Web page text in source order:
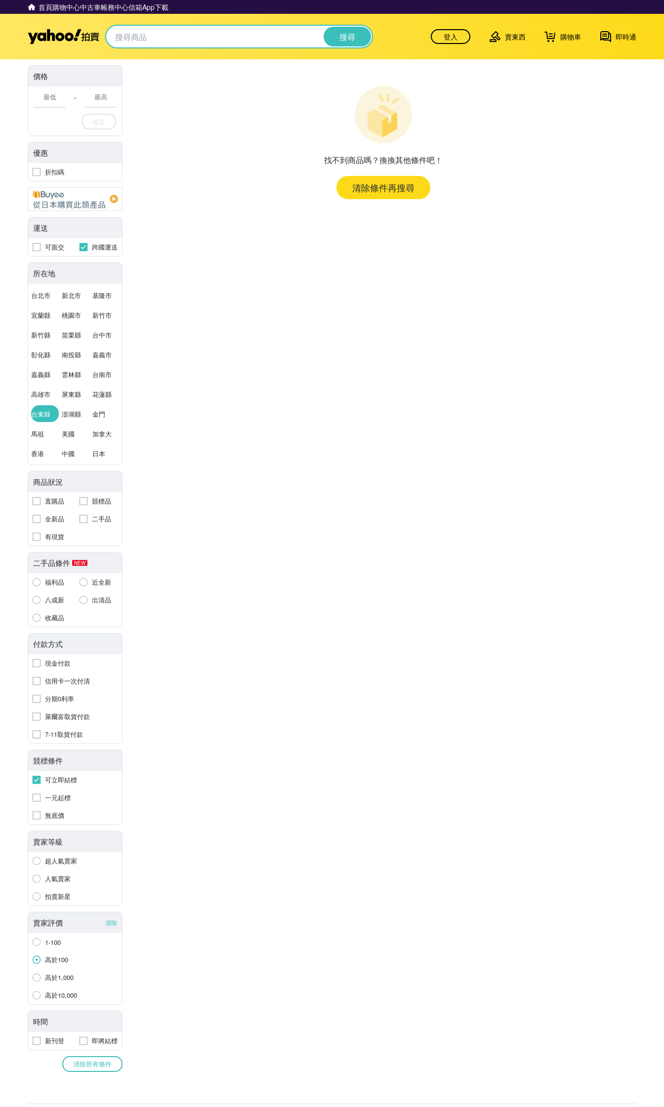
首頁購物中心中古車帳務中心信箱App下載
Yahoo拍賣 搜尋 登入 賣東西 購物車 即時通
價格
-
確定
優惠
折扣碼
運送
可面交 跨國運送
所在地
台北市 新北市 基隆市
宜蘭縣 桃園市 新竹市
新竹縣 苗栗縣 台中市
彰化縣 南投縣 嘉義市
嘉義縣 雲林縣 台南市
高雄市 屏東縣 花蓮縣
台東縣 澎湖縣 金門
馬祖 美國 加拿大
香港 中國 日本
商品狀況
直購品
競標品
全新品
二手品
有現貨
二手品條件 NEW
福利品
近全新
八成新
出清品
收藏品
付款方式
現金付款
信用卡一次付清
分期0利率
萊爾富取貨付款
7-11取貨付款
競標條件
可立即結標
一元起標
無底價
賣家等級
超人氣賣家
人氣賣家
拍賣新星
賣家評價 清除
1-100
高於100
高於1,000
高於10,000
時間
新刊登 即將結標
清除所有條件
找不到商品嗎？換換其他條件吧！
清除條件再搜尋